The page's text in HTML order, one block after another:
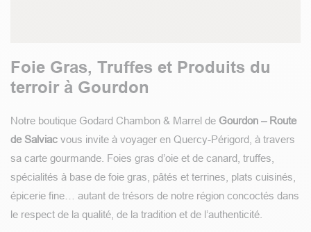
Foie Gras, Truffes et Produits du
terroir à Gourdon
Notre boutique Godard Chambon & Marrel de Gourdon – Route
de Salviac vous invite à voyager en Quercy-Périgord, à travers
sa carte gourmande. Foies gras d’oie et de canard, truffes,
spécialités à base de foie gras, pâtés et terrines, plats cuisinés,
épicerie fine… autant de trésors de notre région concoctés dans
le respect de la qualité, de la tradition et de l’authenticité.